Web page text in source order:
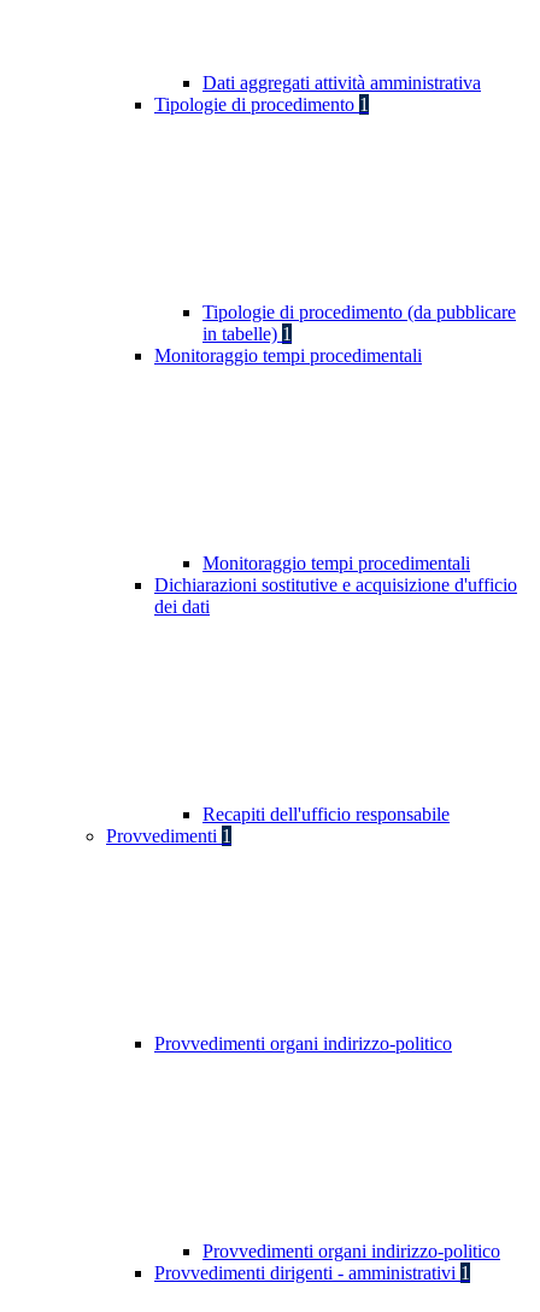
Dati aggregati attività amministrativa
Tipologie di procedimento 1
Tipologie di procedimento (da pubblicare
in tabelle) 1
Monitoraggio tempi procedimentali
Monitoraggio tempi procedimentali
Dichiarazioni sostitutive e acquisizione d'ufficio
dei dati
Recapiti dell'ufficio responsabile
Provvedimenti 1
Provvedimenti organi indirizzo-politico
Provvedimenti organi indirizzo-politico
Provvedimenti dirigenti - amministrativi 1